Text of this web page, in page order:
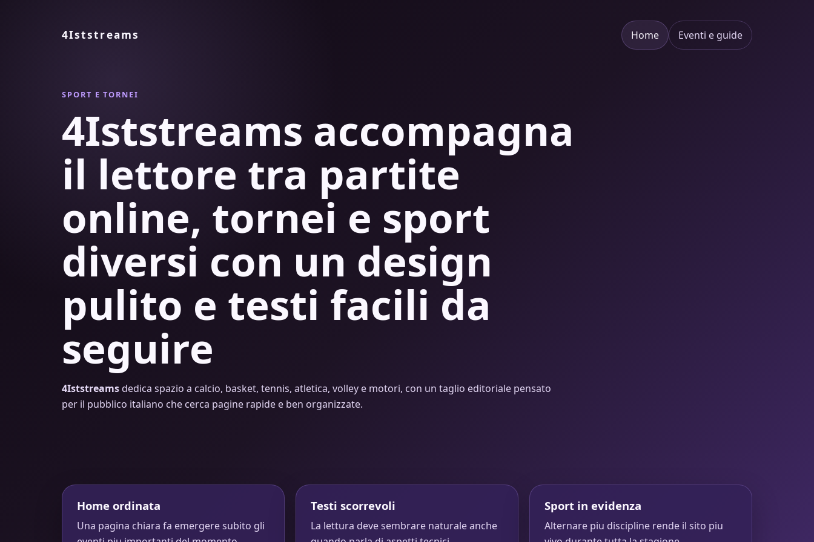
4Iststreams Home Eventi e guide
SPORT E TORNEI
4Iststreams accompagna
il lettore tra partite
online, tornei e sport
diversi con un design
pulito e testi facili da
seguire
4Iststreams dedica spazio a calcio, basket, tennis, atletica, volley e motori, con un taglio editoriale pensato
per il pubblico italiano che cerca pagine rapide e ben organizzate.
Home ordinata
Una pagina chiara fa emergere subito gli
Testi scorrevoli
La lettura deve sembrare naturale anche
Sport in evidenza
Alternare piu discipline rende il sito piu